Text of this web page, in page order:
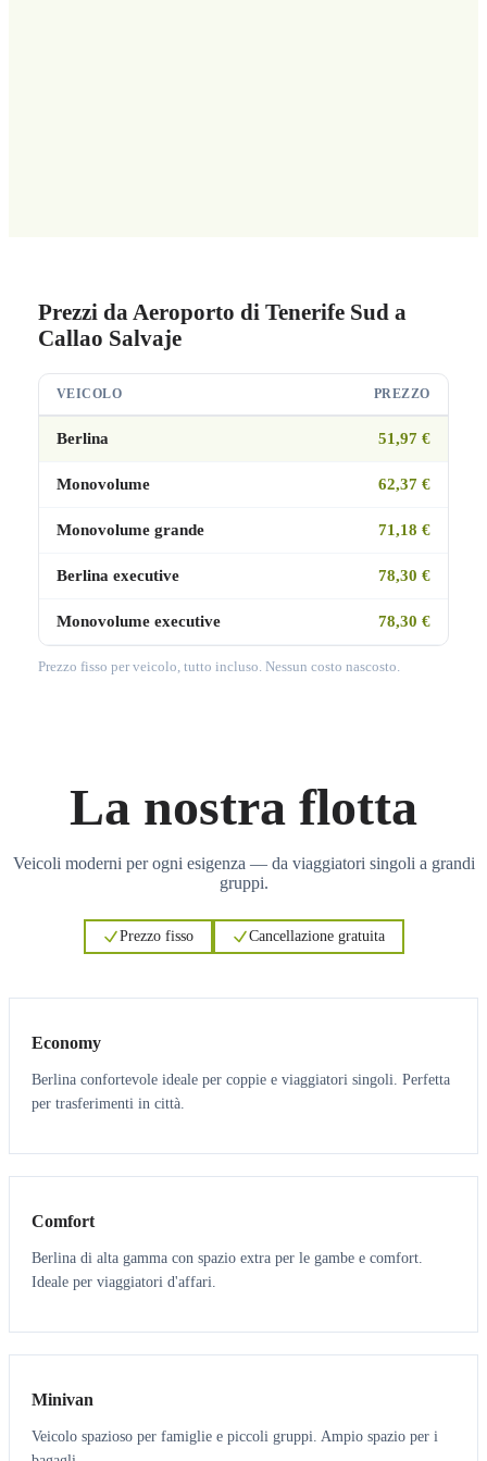
Prezzi da Aeroporto di Tenerife Sud a
Callao Salvaje
VEICOLO PREZZO
Berlina 51,97 €
Monovolume 62,37 €
Monovolume grande 71,18 €
Berlina executive 78,30 €
Monovolume executive 78,30 €
Prezzo fisso per veicolo, tutto incluso. Nessun costo nascosto.
La nostra flotta
Veicoli moderni per ogni esigenza — da viaggiatori singoli a grandi
gruppi.
Prezzo fisso Cancellazione gratuita
Economy
Berlina confortevole ideale per coppie e viaggiatori singoli. Perfetta
per trasferimenti in città.
3 3
Comfort
Berlina di alta gamma con spazio extra per le gambe e comfort.
Ideale per viaggiatori d'affari.
6 5
Minivan
Veicolo spazioso per famiglie e piccoli gruppi. Ampio spazio per i